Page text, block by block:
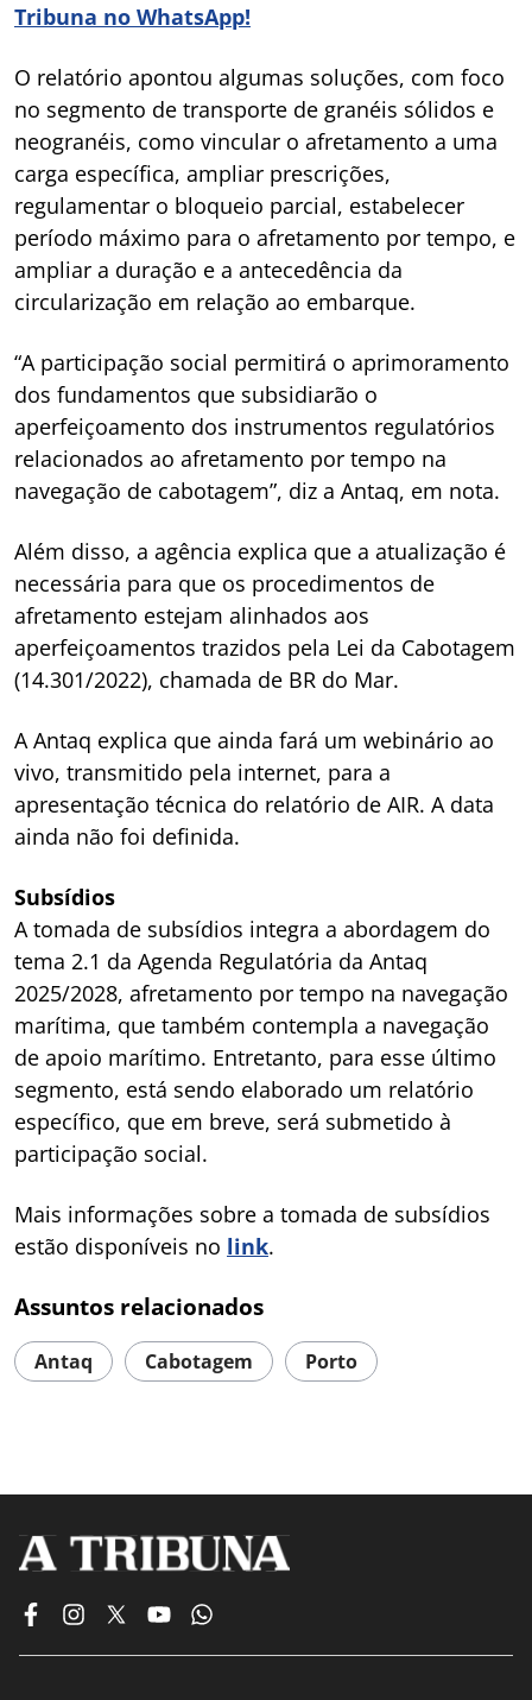
Tribuna no WhatsApp!
O relatório apontou algumas soluções, com foco
no segmento de transporte de granéis sólidos e
neogranéis, como vincular o afretamento a uma
carga específica, ampliar prescrições,
regulamentar o bloqueio parcial, estabelecer
período máximo para o afretamento por tempo, e
ampliar a duração e a antecedência da
circularização em relação ao embarque.
“A participação social permitirá o aprimoramento
dos fundamentos que subsidiarão o
aperfeiçoamento dos instrumentos regulatórios
relacionados ao afretamento por tempo na
navegação de cabotagem”, diz a Antaq, em nota.
Além disso, a agência explica que a atualização é
necessária para que os procedimentos de
afretamento estejam alinhados aos
aperfeiçoamentos trazidos pela Lei da Cabotagem
(14.301/2022), chamada de BR do Mar.
A Antaq explica que ainda fará um webinário ao
vivo, transmitido pela internet, para a
apresentação técnica do relatório de AIR. A data
ainda não foi definida.
Subsídios
A tomada de subsídios integra a abordagem do
tema 2.1 da Agenda Regulatória da Antaq
2025/2028, afretamento por tempo na navegação
marítima, que também contempla a navegação
de apoio marítimo. Entretanto, para esse último
segmento, está sendo elaborado um relatório
específico, que em breve, será submetido à
participação social.
Mais informações sobre a tomada de subsídios
estão disponíveis no link.
Assuntos relacionados
Antaq Cabotagem Porto